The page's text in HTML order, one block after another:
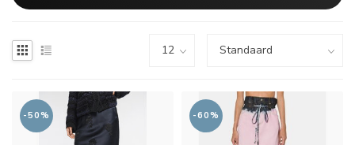
-50% -60%